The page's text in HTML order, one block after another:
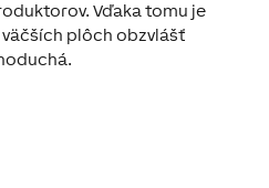
Vďaka tomu je
plôch obzvlášť